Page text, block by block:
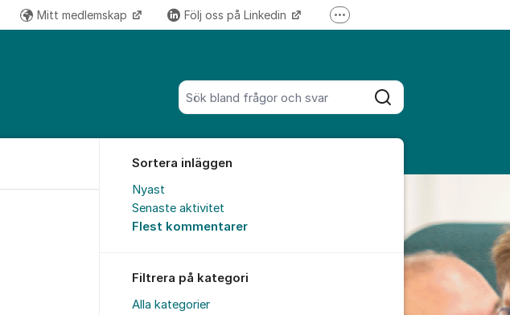
Sök bland alla inlägg
Sök
Mitt medlemskap Följ oss på Linkedin Fler supportlänkar
Sortera inläggen
Nyast
Senaste aktivitet
Flest kommentarer
Filtrera på kategori
Alla kategorier